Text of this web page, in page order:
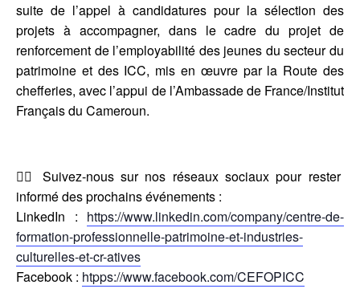
suite de l’appel à candidatures pour la sélection des
projets à accompagner, dans le cadre du projet de
renforcement de l’employabilité des jeunes du secteur du
patrimoine et des ICC, mis en œuvre par la Route des
chefferies, avec l’appui de l’Ambassade de France/Institut
Français du Cameroun.
👇🏾 Suivez-nous sur nos réseaux sociaux pour rester
informé des prochains événements :
LinkedIn : https://www.linkedin.com/company/centre-de-
formation-professionnelle-patrimoine-et-industries-
culturelles-et-cr-atives
Facebook : htpps://www.facebook.com/CEFOPICC